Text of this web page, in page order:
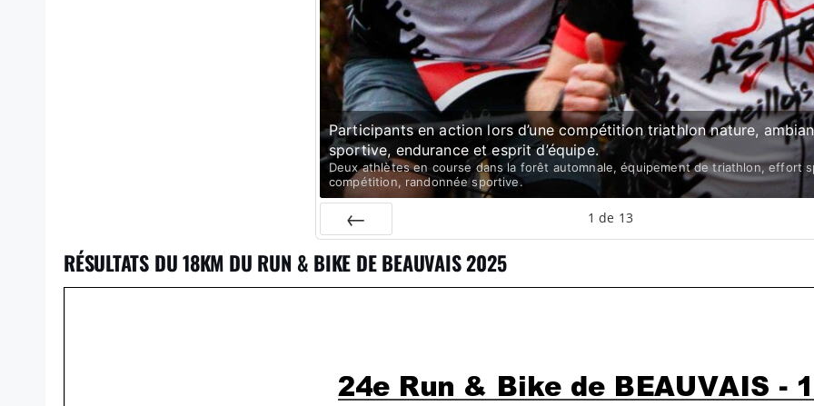
Participants en action lors d’une compétition triathlon nature,
sportive, endurance et esprit d’équipe.
Deux athlètes en course dans la forêt automnale, équipement de triathlon, effort
compétition, randonnée sportive.
1 de 13
RÉSULTATS DU 18KM DU RUN & BIKE DE BEAUVAIS 2025